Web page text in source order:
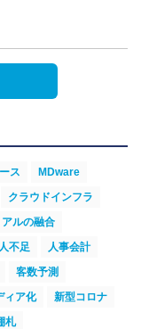
ス
MDware
クラウドインフラ
ルの融合
人不足
人事会計
客数予測
ィア化
新型コロナ
札